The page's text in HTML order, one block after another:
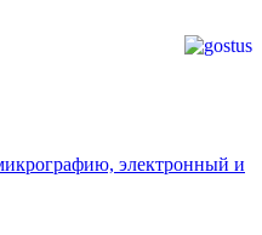
электронный и